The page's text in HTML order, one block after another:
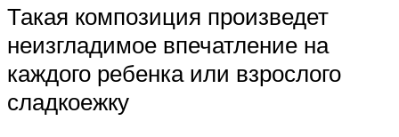
Такая композиция произведет
неизгладимое впечатление на
каждого ребенка или взрослого
сладкоежку